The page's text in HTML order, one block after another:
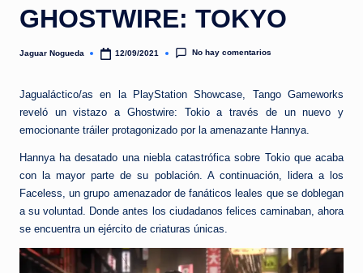
a
GHOSTWIRE: TOKYO
Publicado
Jaguar Nogueda 12/09/2021 No hay comentarios
Jagualáctico/as en la PlayStation Showcase, Tango Gameworks
reveló un vistazo a Ghostwire: Tokio a través de un nuevo y
emocionante tráiler protagonizado por la amenazante Hannya.
Hannya ha desatado una niebla catastrófica sobre Tokio que acaba
con la mayor parte de su población. A continuación, lidera a los
Faceless, un grupo amenazador de fanáticos leales que se doblegan
a su voluntad. Donde antes los ciudadanos felices caminaban, ahora
se encuentra un ejército de criaturas únicas.